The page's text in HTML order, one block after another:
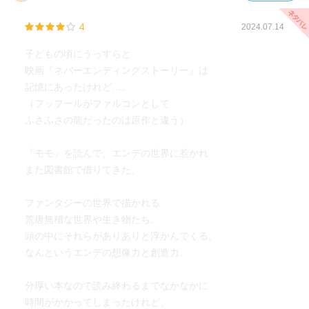
4 2024.07.14
子どもの頃にうっすらと
映画『ネバーエンディングストーリー』は
記憶にあったけれど…。
（フッフールがファルコンとして
ふさふさの龍だったのは原作と違う）
『モモ』を読んで、エンデの世界に惹かれ
また図書館で借りてきた。
ファンタジーの世界で描かれる
荒唐無稽な世界や生き物たち。
頭の中にそれらがありありと浮かんでくる。
なんというエンデの想像力と創造力。
分厚い本なので読み終わるまでなかなかに
時間がかかってしまったけれど、